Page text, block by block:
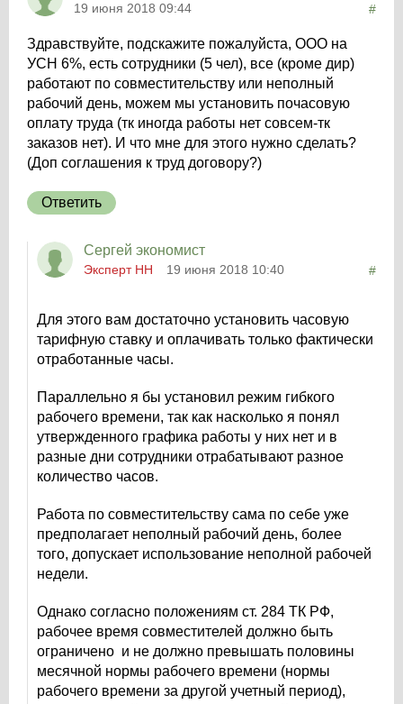
19 июня 2018 09:44 #
Здравствуйте, подскажите пожалуйста, ООО на
УСН 6%, есть сотрудники (5 чел), все (кроме дир)
работают по совместительству или неполный
рабочий день, можем мы установить почасовую
оплату труда (тк иногда работы нет совсем-тк
заказов нет). И что мне для этого нужно сделать?
(Доп соглашения к труд договору?)
Ответить
Сергей экономист
Эксперт НН 19 июня 2018 10:40 #
Для этого вам достаточно установить часовую
тарифную ставку и оплачивать только фактически
отработанные часы.
Параллельно я бы установил режим гибкого
рабочего времени, так как насколько я понял
утвержденного графика работы у них нет и в
разные дни сотрудники отрабатывают разное
количество часов.
Работа по совместительству сама по себе уже
предполагает неполный рабочий день, более
того, допускает использование неполной рабочей
недели.
Однако согласно положениям ст. 284 ТК РФ,
рабочее время совместителей должно быть
ограничено и не должно превышать половины
месячной нормы рабочего времени (нормы
рабочего времени за другой учетный период),